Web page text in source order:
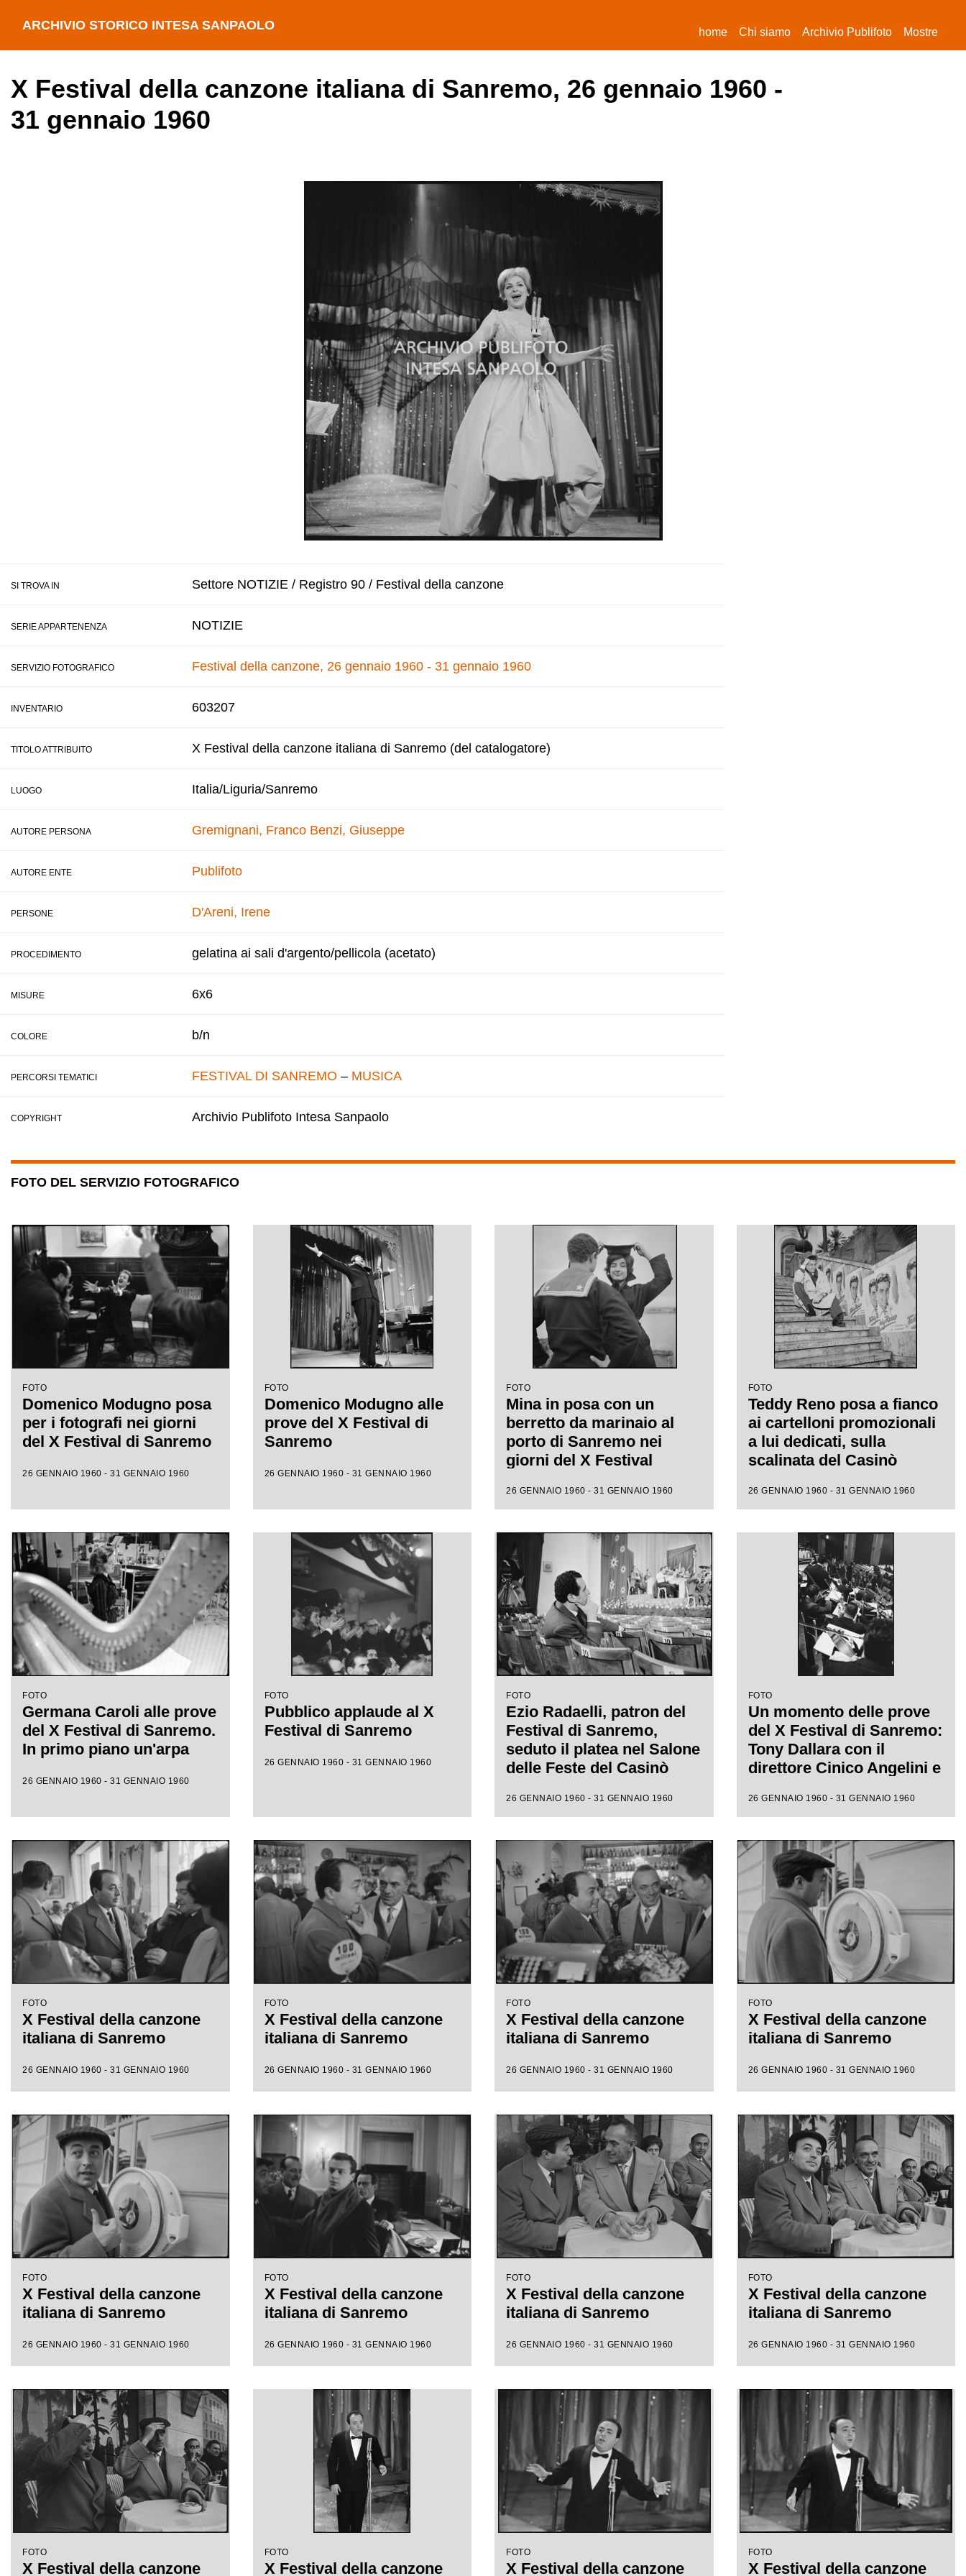
ARCHIVIO STORICO INTESA SANPAOLO home(current)
Chi siamo Archivio Publifoto Mostre
X Festival della canzone italiana di Sanremo, 26 gennaio 1960 -
31 gennaio 1960
SI TROVA IN Settore NOTIZIE / Registro 90 / Festival della canzone
SERIE APPARTENENZA NOTIZIE
SERVIZIO FOTOGRAFICO Festival della canzone, 26 gennaio 1960 - 31 gennaio 1960
INVENTARIO 603207
TITOLO ATTRIBUITO X Festival della canzone italiana di Sanremo (del catalogatore)
LUOGO Italia/Liguria/Sanremo
AUTORE PERSONA Gremignani, Franco Benzi, Giuseppe
AUTORE ENTE Publifoto
PERSONE D'Areni, Irene
PROCEDIMENTO gelatina ai sali d'argento/pellicola (acetato)
MISURE 6x6
COLORE b/n
PERCORSI TEMATICI FESTIVAL DI SANREMO – MUSICA
COPYRIGHT Archivio Publifoto Intesa Sanpaolo
FOTO DEL SERVIZIO FOTOGRAFICO
FOTO
Domenico Modugno posa
per i fotografi nei giorni
del X Festival di Sanremo
26 GENNAIO 1960 - 31 GENNAIO 1960
FOTO
Domenico Modugno alle
prove del X Festival di
Sanremo
26 GENNAIO 1960 - 31 GENNAIO 1960
FOTO
Mina in posa con un
berretto da marinaio al
porto di Sanremo nei
giorni del X Festival
26 GENNAIO 1960 - 31 GENNAIO 1960
FOTO
Teddy Reno posa a fianco
ai cartelloni promozionali
a lui dedicati, sulla
scalinata del Casinò
X Festival di Sanremo
26 GENNAIO 1960 - 31 GENNAIO 1960
FOTO
Germana Caroli alle prove
del X Festival di Sanremo.
In primo piano un'arpa
26 GENNAIO 1960 - 31 GENNAIO 1960
FOTO
Pubblico applaude al X
Festival di Sanremo
26 GENNAIO 1960 - 31 GENNAIO 1960
FOTO
Ezio Radaelli, patron del
Festival di Sanremo,
seduto il platea nel Salone
delle Feste del Casinò
prove della X edizione
26 GENNAIO 1960 - 31 GENNAIO 1960
FOTO
Un momento delle prove
del X Festival di Sanremo:
Tony Dallara con il
direttore Cinico Angelini e
delle Feste del Casinò
26 GENNAIO 1960 - 31 GENNAIO 1960
FOTO
X Festival della canzone
italiana di Sanremo
26 GENNAIO 1960 - 31 GENNAIO 1960
FOTO
X Festival della canzone
italiana di Sanremo
26 GENNAIO 1960 - 31 GENNAIO 1960
FOTO
X Festival della canzone
italiana di Sanremo
26 GENNAIO 1960 - 31 GENNAIO 1960
FOTO
X Festival della canzone
italiana di Sanremo
26 GENNAIO 1960 - 31 GENNAIO 1960
FOTO
X Festival della canzone
italiana di Sanremo
26 GENNAIO 1960 - 31 GENNAIO 1960
FOTO
X Festival della canzone
italiana di Sanremo
26 GENNAIO 1960 - 31 GENNAIO 1960
FOTO
X Festival della canzone
italiana di Sanremo
26 GENNAIO 1960 - 31 GENNAIO 1960
FOTO
X Festival della canzone
italiana di Sanremo
26 GENNAIO 1960 - 31 GENNAIO 1960
FOTO
X Festival della canzone
FOTO
X Festival della canzone
FOTO
X Festival della canzone
FOTO
X Festival della canzone